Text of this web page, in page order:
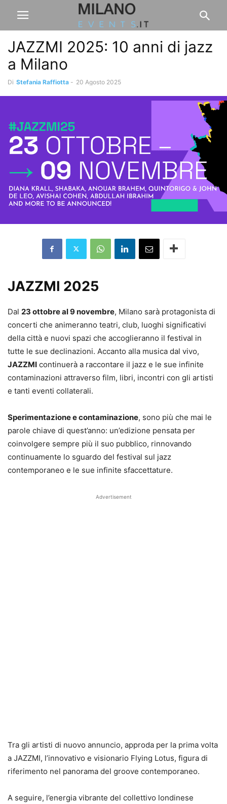
JAZZMI 2025: 10 anni di jazz
a Milano
Di Stefania Raffiotta - 20 Agosto 2025
JAZZMI 2025
Dal 23 ottobre al 9 novembre, Milano sarà protagonista di
concerti che animeranno teatri, club, luoghi significativi
della città e nuovi spazi che accoglieranno il festival in
tutte le sue declinazioni. Accanto alla musica dal vivo,
JAZZMI continuerà a raccontare il jazz e le sue infinite
contaminazioni attraverso film, libri, incontri con gli artisti
e tanti eventi collaterali.
Sperimentazione e contaminazione, sono più che mai le
parole chiave di quest’anno: un’edizione pensata per
coinvolgere sempre più il suo pubblico, rinnovando
continuamente lo sguardo del festival sul jazz
contemporaneo e le sue infinite sfaccettature.
Advertisement
Tra gli artisti di nuovo annuncio, approda per la prima volta
a JAZZMI, l’innovativo e visionario Flying Lotus, figura di
riferimento nel panorama del groove contemporaneo.
A seguire, l’energia vibrante del collettivo londinese